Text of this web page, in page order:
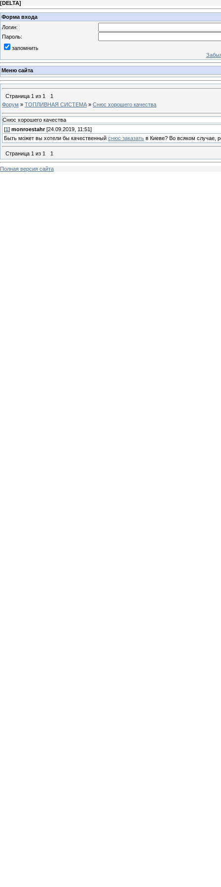
[DELTA]
Форма входа
Логин:
Пароль:
запомнить
Меню сайта
Страница 1 из 1
1
Форум » ТОПЛИВНАЯ СИСТЕМА » Снюс хорошего качества
Снюс хорошего качества
[1 ] monroestahr[24.09.2019, 11:51]
Быть может вы хотели бы качественный снюс заказать в Киеве? Во всяком случае,
Страница 1 из 1 1
Полная версия сайта